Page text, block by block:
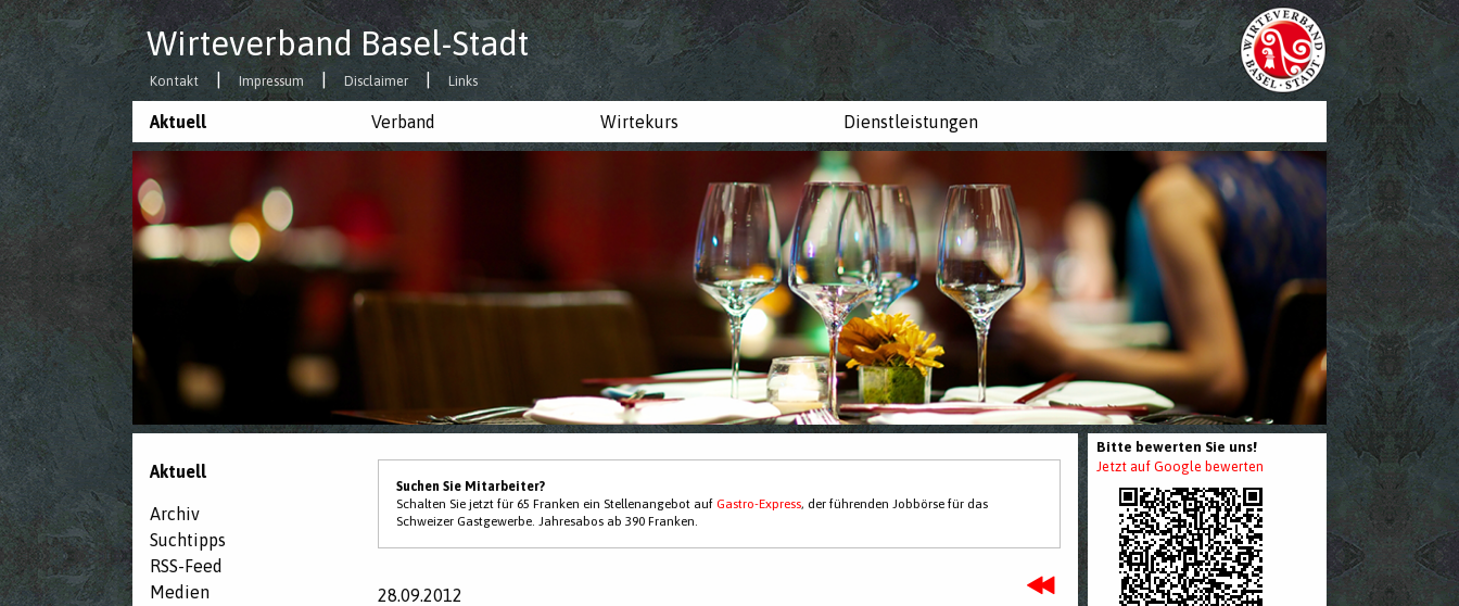
Wirteverband Basel-Stadt
Kontakt Impressum Disclaimer Links
Aktuell Verband Wirtekurs Dienstleistungen
Aktuell
Archiv
Suchtipps
RSS-Feed
Medien
Suchen Sie Mitarbeiter?
Schalten Sie jetzt für 65 Franken ein Stellenangebot auf Gastro-Express, der führenden Jobbörse für das
Schweizer Gastgewerbe. Jahresabos ab 390 Franken.
28.09.2012
Bitte bewerten Sie uns!
Jetzt auf Google bewerten